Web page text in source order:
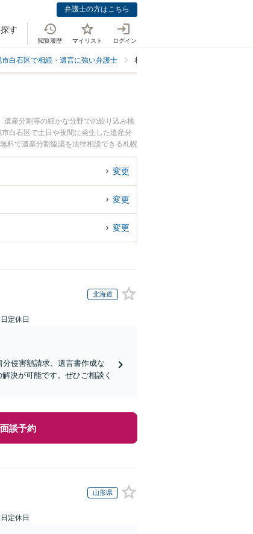
弁護士の方はこちら
す
閲覧履歴 マイリスト ログイン
市白石区で相続・遺言に強い弁護士 札幌市白石区で協議に強い弁護士
産分割等の細かな分野での絞り込み検
白石区で土日や夜間に発生した遺産分
料で遺産分割協議を法律相談できる札幌
変更
変更
変更
北海道
定休日
分侵害額請求、遺言書作成な
決が可能です。ぜひご相談く
談予約
山形県
定休日